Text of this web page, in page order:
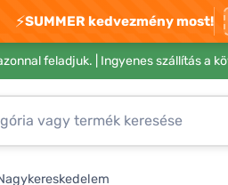
⚡SUMMER kedvezmény most!
feladjuk. | Ingyenes szállítás a